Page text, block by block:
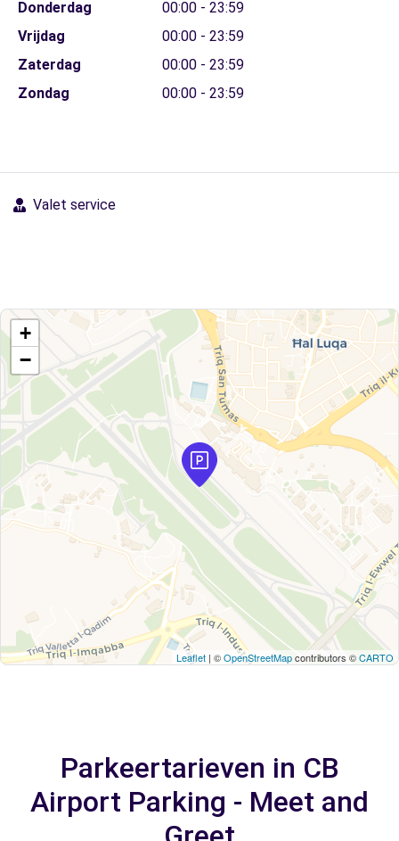
Donderdag
00:00 - 23:59
Vrijdag
00:00 - 23:59
Zaterdag
00:00 - 23:59
Zondag
00:00 - 23:59
Valet service
+
−
Leaflet | ©OpenStreetMapcontributors ©CARTO
Parkeertarieven in CB
Airport Parking - Meet and